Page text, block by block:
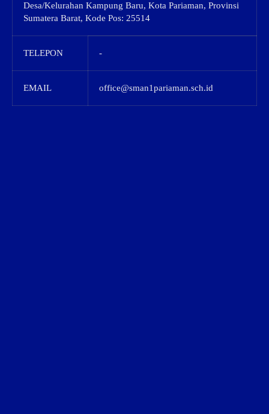
Desa/Kelurahan Kampung Baru, Kota Pariaman, Provinsi
Sumatera Barat, Kode Pos: 25514
TELEPON -
EMAIL office@sman1pariaman.sch.id